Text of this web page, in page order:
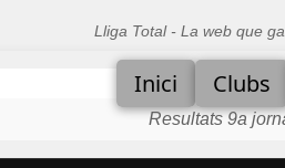
Lliga Total - La web que
Inici Clubs
Resultats 9a